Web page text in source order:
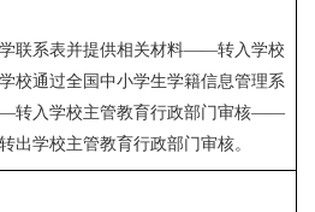
联系表并提供相关材料——转入学校
校通过全国中小学生学籍信息管理系
入学校主管教育行政部门审核——
学校主管教育行政部门审核。